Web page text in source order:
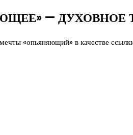
— ДУХОВНОЕ
«опьяняющий» в качестве